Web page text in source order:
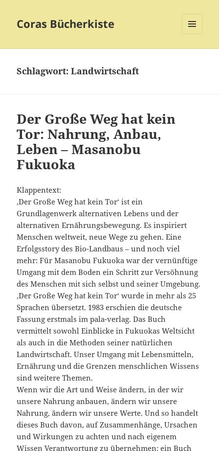
Coras Bücherkiste
Schlagwort:Landwirtschaft
Der Große Weg hat kein
Tor: Nahrung, Anbau,
Leben – Masanobu
Fukuoka
Klappentext:
‚Der Große Weg hat kein Tor‘ ist ein
Grundlagenwerk alternativen Lebens und der
alternativen Ernährungsbewegung. Es inspiriert
Menschen weltweit, neue Wege zu gehen. Eine
Erfolgsstory des Bio-Landbaus – und noch viel
mehr: Für Masanobu Fukuoka war der vernünftige
Umgang mit dem Boden ein Schritt zur Versöhnung
des Menschen mit sich selbst und seiner Umgebung.
‚Der Große Weg hat kein Tor‘ wurde in mehr als 25
Sprachen übersetzt. 1983 erschien die deutsche
Fassung erstmals im pala-verlag. Das Buch
vermittelt sowohl Einblicke in Fukuokas Weltsicht
als auch in die Methoden seiner natürlichen
Landwirtschaft. Unser Umgang mit Lebensmitteln,
Ernährung und die Grenzen menschlichen Wissens
sind weitere Themen.
Wenn wir die Art und Weise ändern, in der wir
unsere Nahrung anbauen, ändern wir unsere
Nahrung, ändern wir unsere Werte. Und so handelt
dieses Buch davon, auf Zusammenhänge, Ursachen
und Wirkungen zu achten und nach eigenem
Wissen Verantwortung zu übernehmen: ein Buch